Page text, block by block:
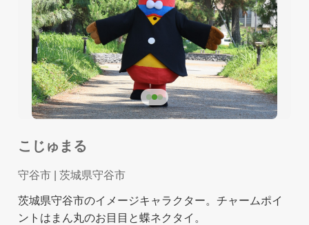
こじゅまる
守谷市 | 茨城県守谷市
茨城県守谷市のイメージキャラクター。チャームポイ
ントはまん丸のお目目と蝶ネクタイ。